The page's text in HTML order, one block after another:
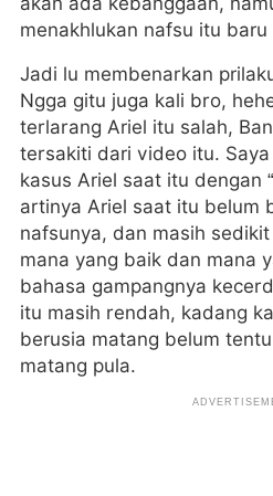
menakhlukan nafsu itu baru
Jadi lu membenarkan
Ngga gitu juga kali bro,
terlarang Ariel itu salah,
tersakiti dari video itu.
kasus Ariel saat itu dengan
artinya Ariel saat itu belum
nafsunya, dan masih
mana yang baik dan mana
bahasa gampangnya
itu masih rendah, kadang
berusia matang belum
matang pula.